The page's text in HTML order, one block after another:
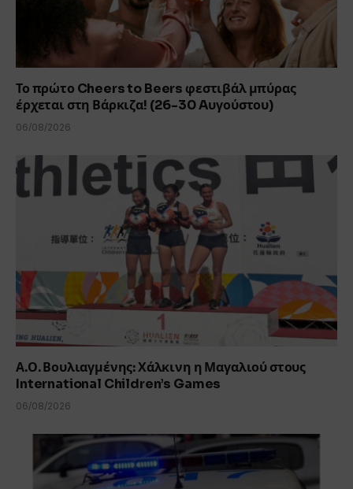
Το πρώτο Cheers to Beers φεστιβάλ μπύρας
έρχεται στη Βάρκιζα! (26-30 Aυγούστου)
06/08/2026
Α.Ο. Βουλιαγμένης: Χάλκινη η Μαγαλιού στους
International Children’s Games
06/08/2026